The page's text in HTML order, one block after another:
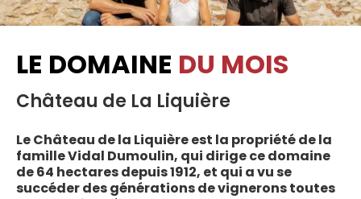
LE DOMAINE DU MOIS
Château de La Liquière
Le Château de la Liquière est la propriété de la
famille Vidal Dumoulin, qui dirige ce domaine
de 64 hectares depuis 1912, et qui a vu se
succéder des générations de vignerons toutes